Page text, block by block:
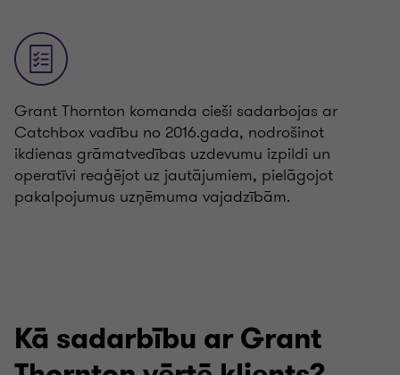
Grant Thornton komanda cieši sadarbojas ar
Catchbox vadību no 2016.gada, nodrošinot
ikdienas grāmatvedības uzdevumu izpildi un
operatīvi reaģējot uz jautājumiem, pielāgojot
pakalpojumus uzņēmuma vajadzībām.
Kā sadarbību ar Grant